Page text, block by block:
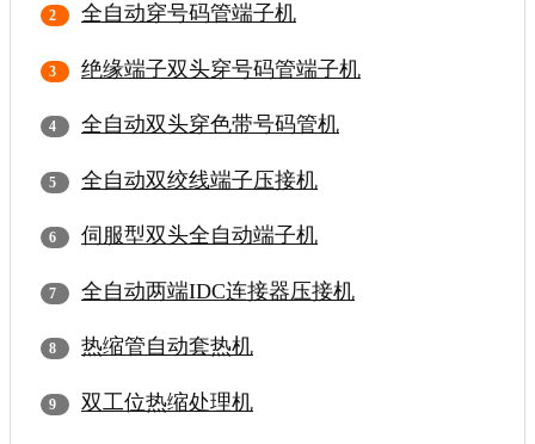
全自动穿号码管端子机
绝缘端子双头穿号码管端子机
全自动双头穿色带号码管机
全自动双绞线端子压接机
伺服型双头全自动端子机
全自动两端IDC连接器压接机
热缩管自动套热机
双工位热缩处理机